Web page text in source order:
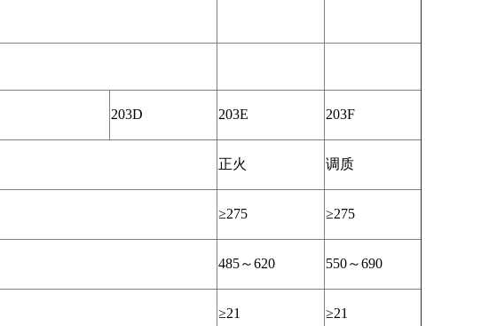
203D 203E 203F
正火 调质
≥275 ≥275
485～620 550～690
≥21 ≥21